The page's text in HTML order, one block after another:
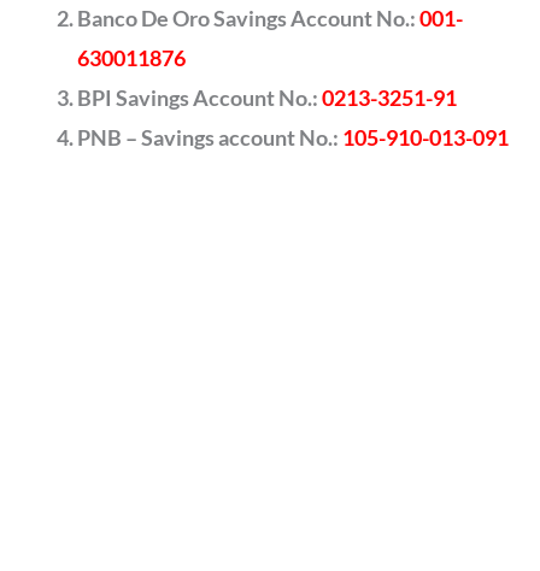
Banco De Oro Savings Account No.:001-
630011876
BPI Savings Account No.:0213-3251-91
PNB – Savings account No.: 105-910-013-091